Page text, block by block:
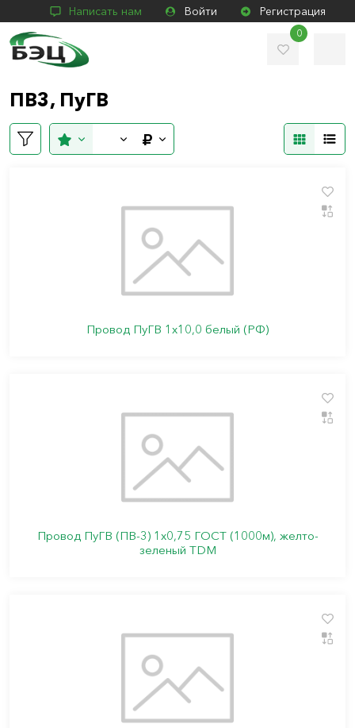
Написать нам Войти Регистрация
0
ПВ3, ПуГВ
Провод ПуГВ 1х10,0 белый (РФ)
Провод ПуГВ (ПВ-3) 1х0,75 ГОСТ (1000м), желто-
зеленый TDM